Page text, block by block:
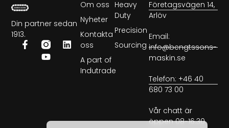
: aluminium eller stål beroende
på applikation
Hög precision och stabilitet
för noggrann
positionering
Lång livslängdoch robusta lagerkomponenter
i automatiserade produktionslinjer
Franke linjärstyrningar är idealiska för automatisering,
Din partner sedan
1913.
Heavy
Duty
Precision
Sourcing
Om oss
Nyheter
Kontakta
oss
A part of
Indutrade
Företagsvägen 14,
Arlöv
Email:
info@bengtssons-
maskin.se
Telefon: +46 40
680 73 00
Vår chatt är
öppen 08-16.30